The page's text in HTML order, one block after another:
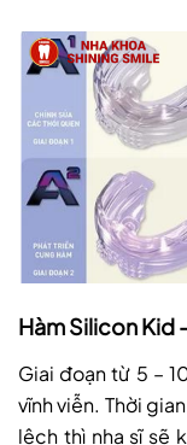
Hàm Silicon Kid
Giai đoạn từ 5 –
vĩnh viễn. Thời
lệch thì nha sĩ sẽ